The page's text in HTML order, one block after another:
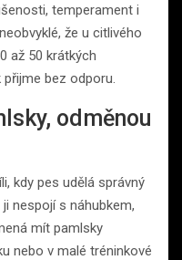
temperament i
že u citlivého
až 50 krátkých
bez odporu.
odměnou
kdy pes udělá správný
nespojí s náhubkem,
mít pamlsky
nebo v malé tréninkové